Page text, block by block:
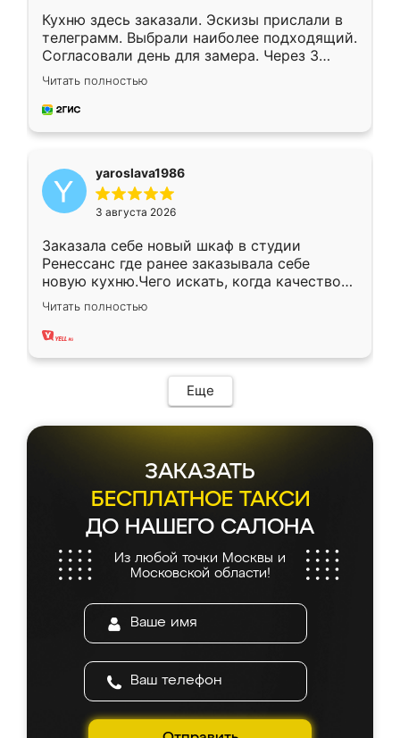
Кухню здесь заказали. Эскизы прислали в
телеграмм. Выбрали наиболее подходящий.
Согласовали день для замера. Через 3
недели кухня была уже готова. Остались
довольны работой. Спасибо Ренессанс
мебель за качественную работу!
Читать полностью
yaroslava1986
3 августа 2026
Заказала себе новый шкаф в студии
Ренессанс где ранее заказывала себе
новую кухню.Чего искать, когда качеством
вполне довольна. Служит кухня уже почти
два года, нареканий нет.
Читать полностью
Еще
ЗАКАЗАТЬ
БЕСПЛАТНОЕ ТАКСИ
ДО НАШЕГО САЛОНА
Из любой точки Москвы и
Московской области!